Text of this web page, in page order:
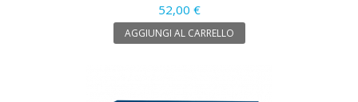
52,00 €
AGGIUNGI AL CARRELLO